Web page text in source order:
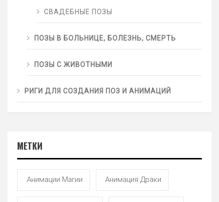
СВАДЕБНЫЕ ПОЗЫ
ПОЗЫ В БОЛЬНИЦЕ, БОЛЕЗНЬ, СМЕРТЬ
ПОЗЫ С ЖИВОТНЫМИ
РИГИ ДЛЯ СОЗДАНИЯ ПОЗ И АНИМАЦИЙ
МЕТКИ
Анимации Магии Анимация Драки